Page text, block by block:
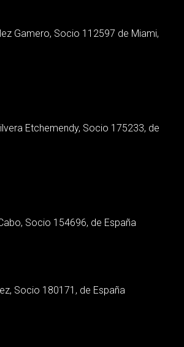
Gamero, Socio 112597 de Miami,
Etchemendy, Socio 175233, de
Socio 154696, de España
Socio 180171, de España